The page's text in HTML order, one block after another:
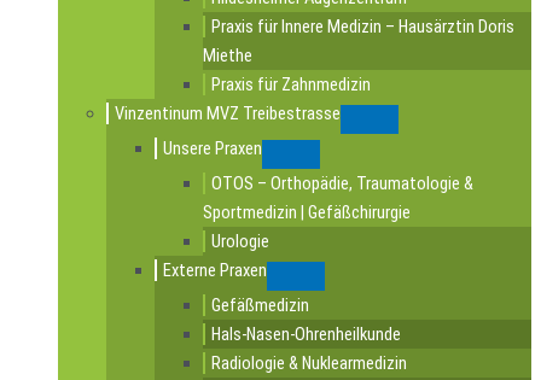
Praxis für Innere Medizin – Hausärztin Doris
Miethe
Praxis für Zahnmedizin
Vinzentinum MVZ Treibestrasse
Unsere Praxen
OTOS – Orthopädie, Traumatologie &
Sportmedizin | Gefäßchirurgie
Urologie
Externe Praxen
Gefäßmedizin
Hals-Nasen-Ohrenheilkunde
Radiologie & Nuklearmedizin